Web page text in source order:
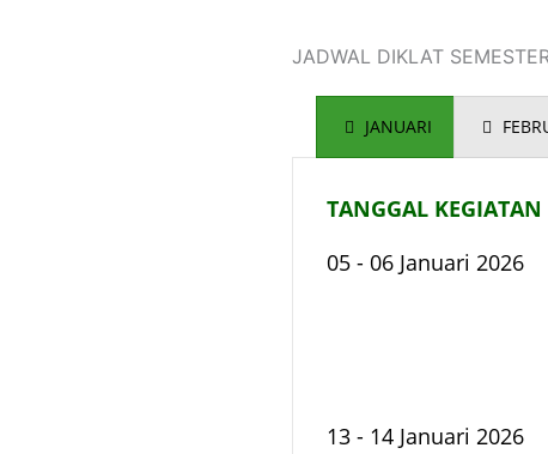
JADWAL DIKLAT
JANUARI
TANGGAL KEGIATAN
05 - 06 Januari 2026
13 - 14 Januari 2026